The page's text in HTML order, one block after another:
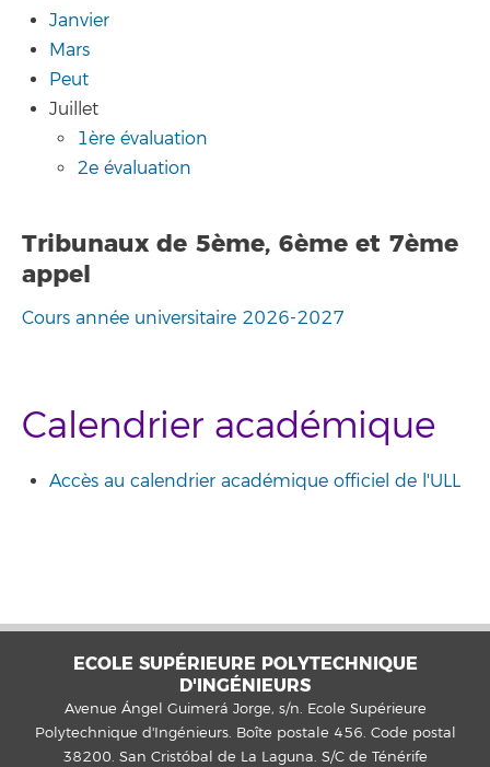
Janvier
Mars
Peut
Juillet
1ère évaluation
2e évaluation
Tribunaux de 5ème, 6ème et 7ème
appel
Cours année universitaire 2026-2027
Calendrier académique
Accès au calendrier académique officiel de l'ULL
ECOLE SUPÉRIEURE POLYTECHNIQUE
D'INGÉNIEURS
Avenue Ángel Guimerá Jorge, s/n. Ecole Supérieure
Polytechnique d'Ingénieurs. Boîte postale 456. Code postal
38200. San Cristóbal de La Laguna. S/C de Ténérife